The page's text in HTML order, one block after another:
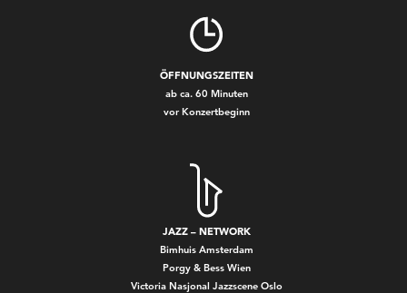
ÖFFNUNGSZEITEN
ab ca. 60 Minuten
vor Konzertbeginn
JAZZ – NETWORK
Bimhuis Amsterdam
Porgy & Bess Wien
Victoria Nasjonal Jazzscene Oslo